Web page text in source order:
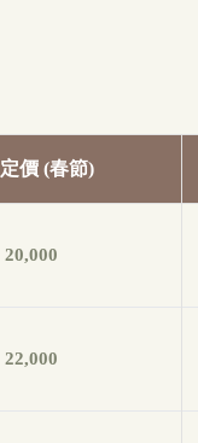
定價 (春節)
20,000
22,000